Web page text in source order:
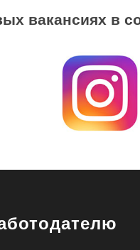
вакансиях в